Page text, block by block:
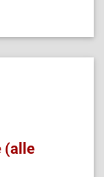
(alle